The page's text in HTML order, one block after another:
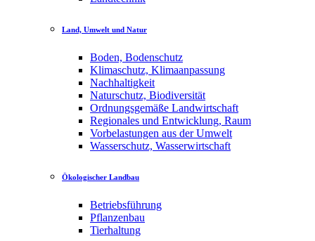
Land, Umwelt und Natur
Boden, Bodenschutz
Klimaschutz, Klimaanpassung
Nachhaltigkeit
Naturschutz, Biodiversität
Ordnungsgemäße Landwirtschaft
Regionales und Entwicklung, Raum
Vorbelastungen aus der Umwelt
Wasserschutz, Wasserwirtschaft
Ökologischer Landbau
Betriebsführung
Pflanzenbau
Tierhaltung